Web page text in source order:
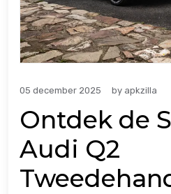
05 december 2025 by apkzilla
Ontdek de
Audi Q2